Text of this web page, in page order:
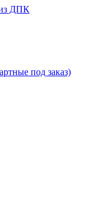
из ДПК
под заказ)